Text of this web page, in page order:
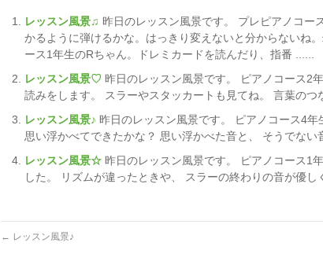
レッスン風景♫ 昨日のレッスン風景です。 プレピアノコー
かるように弾けるかな。はっきり変えないと分からないね
ース1年生のRちゃん。ドレミカードを読んだり、指番 ......
レッスン風景♡ 昨日のレッスン風景です。 ピアノコース2
読みをします。 スラーやスタッカートも見てね。 言葉のつ
レッスン風景♪ 昨日のレッスン風景です。 ピアノコース4
思い浮かべてできたかな？ 思い浮かべた音と、 そうでな
レッスン風景☆ 昨日のレッスン風景です。 ピアノコース1
した。 リズムが違ったときや、 スラーの終わりの音が優し
← レッスン風景♪